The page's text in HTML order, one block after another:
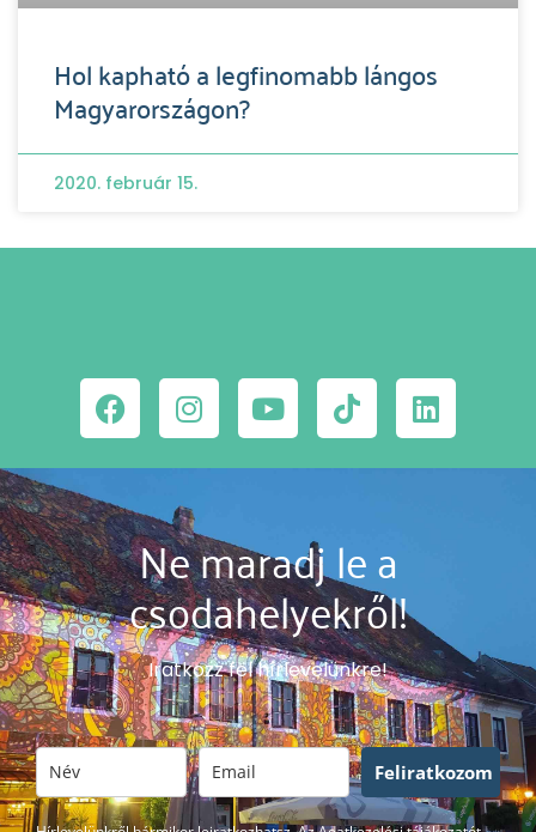
Hol kapható a legfinomabb lángos
Magyarországon?
2020. február 15.
Ne maradj le a
csodahelyekről!
Iratkozz fel hírlevelünkre!
Feliratkozom